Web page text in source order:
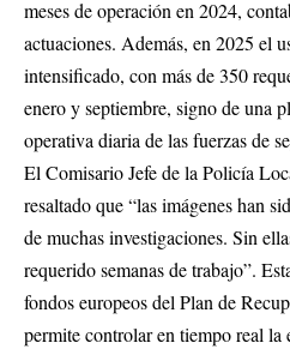
meses de operación en 2024,
actuaciones. Además, en 2025 el
intensificado, con más de 350
enero y septiembre, signo de una
operativa diaria de las fuerzas de
El Comisario Jefe de la Policía
resaltado que “las imágenes han
de muchas investigaciones. Sin
requerido semanas de trabajo”.
fondos europeos del Plan de
permite controlar en tiempo real la